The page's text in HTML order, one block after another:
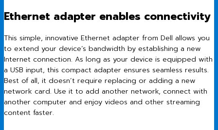
Ethernet adapter enables connectivity
This simple, innovative Ethernet adapter from Dell allows you
to extend your device’s bandwidth by establishing a new
Internet connection. As long as your device is equipped with
a USB input, this compact adapter ensures seamless results.
Best of all, it doesn’t require replacing or adding a new
network card. Use it to add another network, connect with
another computer and enjoy videos and other streaming
content faster.